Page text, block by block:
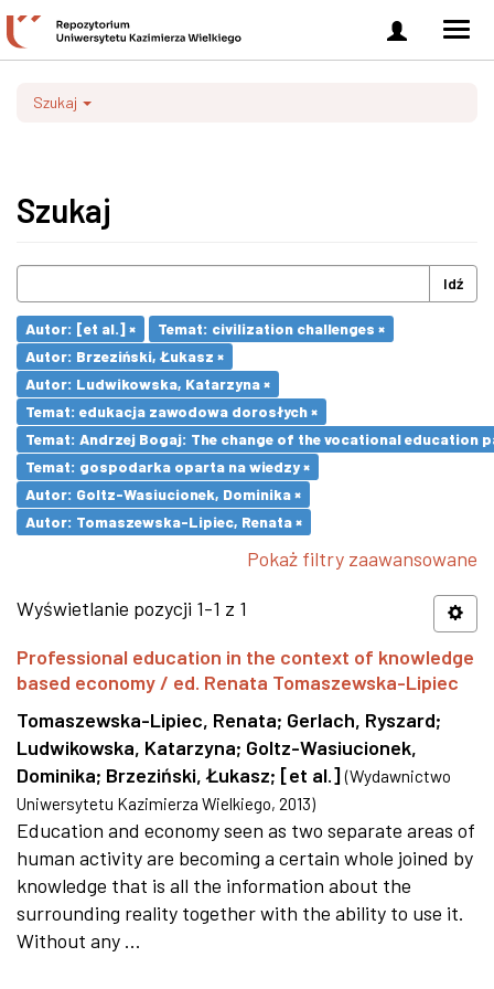
Zaloguj
się
Szukaj
Szukaj
Idź
Autor: [et al.] ×
Temat: civilization challenges ×
Autor: Brzeziński, Łukasz ×
Autor: Ludwikowska, Katarzyna ×
Temat: edukacja zawodowa dorosłych ×
Temat: Andrzej Bogaj: The change of the vocational education
Temat: gospodarka oparta na wiedzy ×
Autor: Goltz-Wasiucionek, Dominika ×
Autor: Tomaszewska-Lipiec, Renata ×
Pokaż filtry zaawansowane
Wyświetlanie pozycji 1-1 z 1
Professional education in the context of knowledge
based economy / ed. Renata Tomaszewska-Lipiec
Tomaszewska-Lipiec, Renata; Gerlach, Ryszard;
Ludwikowska, Katarzyna; Goltz-Wasiucionek,
Dominika; Brzeziński, Łukasz; [et al.] (Wydawnictwo
Uniwersytetu Kazimierza Wielkiego, 2013)
Education and economy seen as two separate areas of
human activity are becoming a certain whole joined by
knowledge that is all the information about the
surrounding reality together with the ability to use it.
Without any ...